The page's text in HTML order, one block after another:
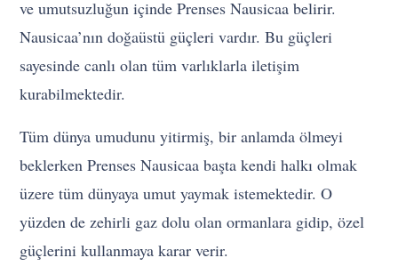
ve umutsuzluğun içinde Prenses Nausicaa belirir.
Nausicaa’nın doğaüstü güçleri vardır. Bu güçleri
sayesinde canlı olan tüm varlıklarla iletişim
kurabilmektedir.
Tüm dünya umudunu yitirmiş, bir anlamda ölmeyi
beklerken Prenses Nausicaa başta kendi halkı olmak
üzere tüm dünyaya umut yaymak istemektedir. O
yüzden de zehirli gaz dolu olan ormanlara gidip, özel
güçlerini kullanmaya karar verir.